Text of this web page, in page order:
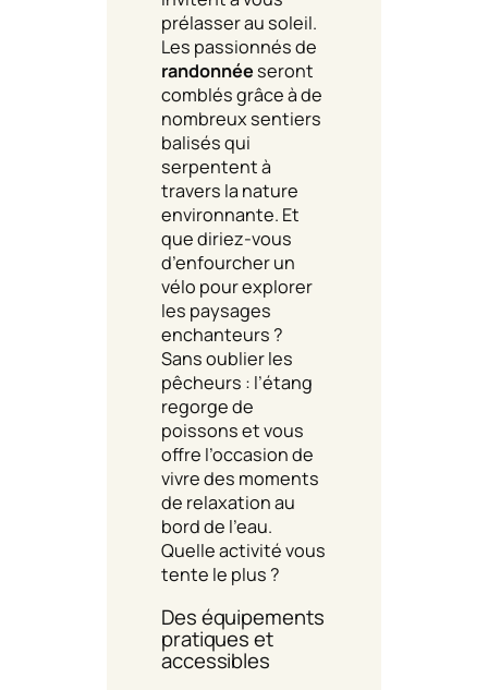
prélasser au soleil.
Les passionnés de
randonnée seront
comblés grâce à de
nombreux sentiers
balisés qui
serpentent à
travers la nature
environnante. Et
que diriez-vous
d’enfourcher un
vélo pour explorer
les paysages
enchanteurs ?
Sans oublier les
pêcheurs : l’étang
regorge de
poissons et vous
offre l’occasion de
vivre des moments
de relaxation au
bord de l’eau.
Quelle activité vous
tente le plus ?
Des équipements
pratiques et
accessibles